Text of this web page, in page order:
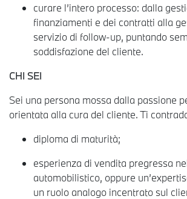
curare l’intero processo: dalla
finanziamenti e dei contratti alla
servizio di follow-up, puntando
soddisfazione del cliente.
CHI SEI
Sei una persona mossa dalla passione
orientata alla cura del cliente. Ti
diploma di maturità;
esperienza di vendita pregressa
automobilistico, oppure
un ruolo analogo incentrato sul